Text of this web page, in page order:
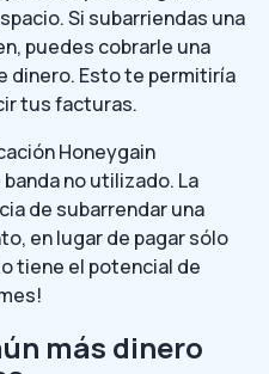
Si subarriendas una
puedes cobrarle una
dinero. Esto te permitiría
tus facturas.
Honeygain
no utilizado. La
de subarrendar una
en lugar de pagar sólo
tiene el potencial de
más dinero